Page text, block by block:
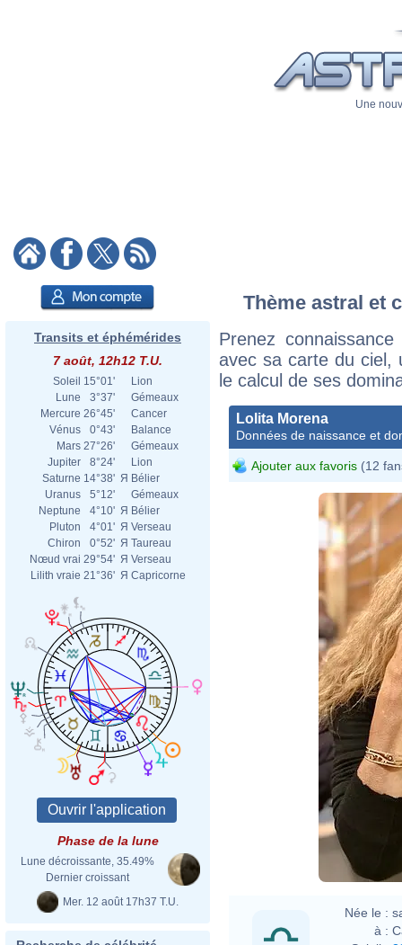
Une
Transits et éphémérides
7 août, 12h12 T.U.
Soleil 15°01'
Lion
Lune
3°37'
Gémeaux
Mercure 26°45'
Cancer
Vénus
0°43'
Balance
Mars 27°26'
Gémeaux
Jupiter
8°24'
Lion
Saturne 14°38' Я Bélier
Uranus
5°12'
Gémeaux
Neptune
4°10' Я Bélier
Pluton
4°01' Я Verseau
Chiron
0°52' Я Taureau
Nœud vrai 29°54' Я Verseau
Lilith vraie 21°36' Я Capricorne
Phase de la lune
Lune décroissante, 35.49%
Dernier croissant
Mer. 12 août 17h37 T.U.
Thème astral et
Prenez
avec sa carte du ciel,
le calcul de ses
Lolita Morena
Données de naissance et
Ajouter aux favoris (12
Née le :
à :